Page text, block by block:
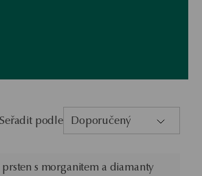
se čtyřmi sloupci
se dvěma sloupci
Seřadit podle Doporučený
s morganitem a diamanty